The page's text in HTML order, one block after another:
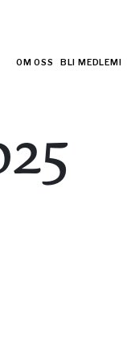
OM OSS BLI MEDLEM!